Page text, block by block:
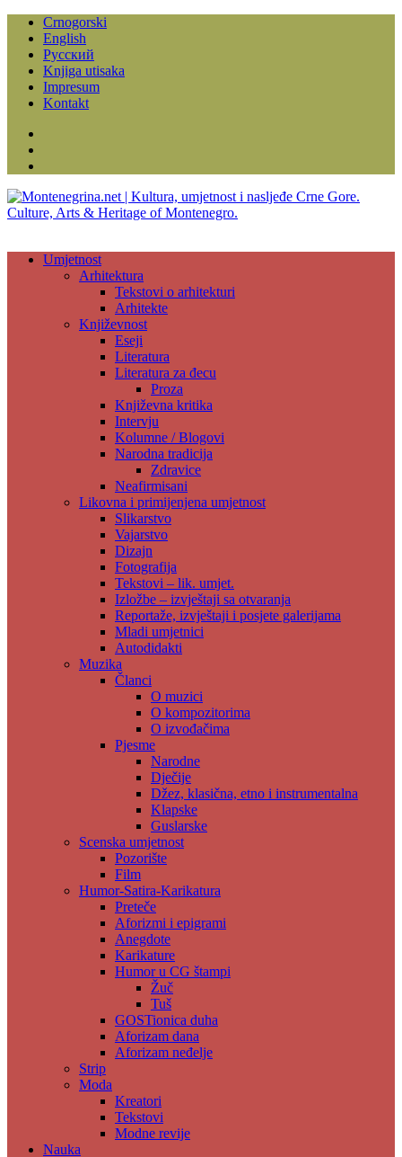
Crnogorski
English
Русский
Knjiga utisaka
Impresum
Kontakt
Umjetnost
Arhitektura
Tekstovi o arhitekturi
Arhitekte
Književnost
Eseji
Literatura
Literatura za đecu
Proza
Književna kritika
Intervju
Kolumne / Blogovi
Narodna tradicija
Zdravice
Neafirmisani
Likovna i primijenjena umjetnost
Slikarstvo
Vajarstvo
Dizajn
Fotografija
Tekstovi – lik. umjet.
Izložbe – izvještaji sa otvaranja
Reportaže, izvještaji i posjete galerijama
Mladi umjetnici
Autodidakti
Muzika
Članci
O muzici
O kompozitorima
O izvođačima
Pjesme
Narodne
Dječije
Džez, klasična, etno i instrumentalna
Klapske
Guslarske
Scenska umjetnost
Pozorište
Film
Humor-Satira-Karikatura
Preteče
Aforizmi i epigrami
Anegdote
Karikature
Humor u CG štampi
Žuč
Tuš
GOSTionica duha
Aforizam dana
Aforizam neđelje
Strip
Moda
Kreatori
Tekstovi
Modne revije
Nauka